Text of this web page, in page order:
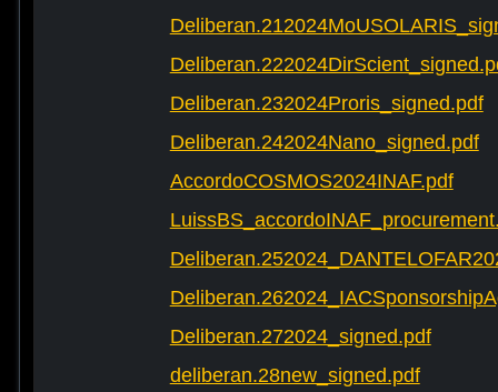
Deliberan.232024Proris_signed.pdf
Deliberan.242024Nano_signed.pdf
AccordoCOSMOS2024INAF.pdf
Deliberan.272024_signed.pdf
deliberan.28new_signed.pdf